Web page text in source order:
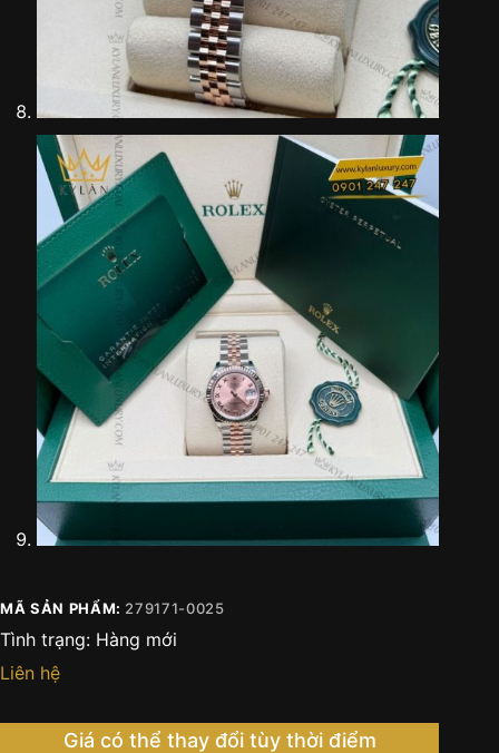
MÃ SẢN PHẨM: 279171-0025
Tình trạng: Hàng mới
Liên hệ
Giá có thể thay đổi tùy thời điểm